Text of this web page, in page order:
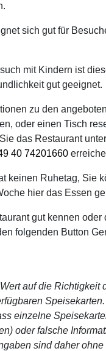
sich gut für
mit Kindern ist
gut geeignet.
zu den
oder einen Tisch
das Restaurant
40 74201660
keinen Ruhetag, Sie
hier das Essen
gut kennen oder
folgenden Button
auf die Richtigkeit
einzelne
oder falsche
sind daher